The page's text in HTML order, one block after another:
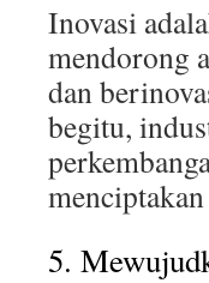
Inovasi
mendorong
dan
begitu,
5.